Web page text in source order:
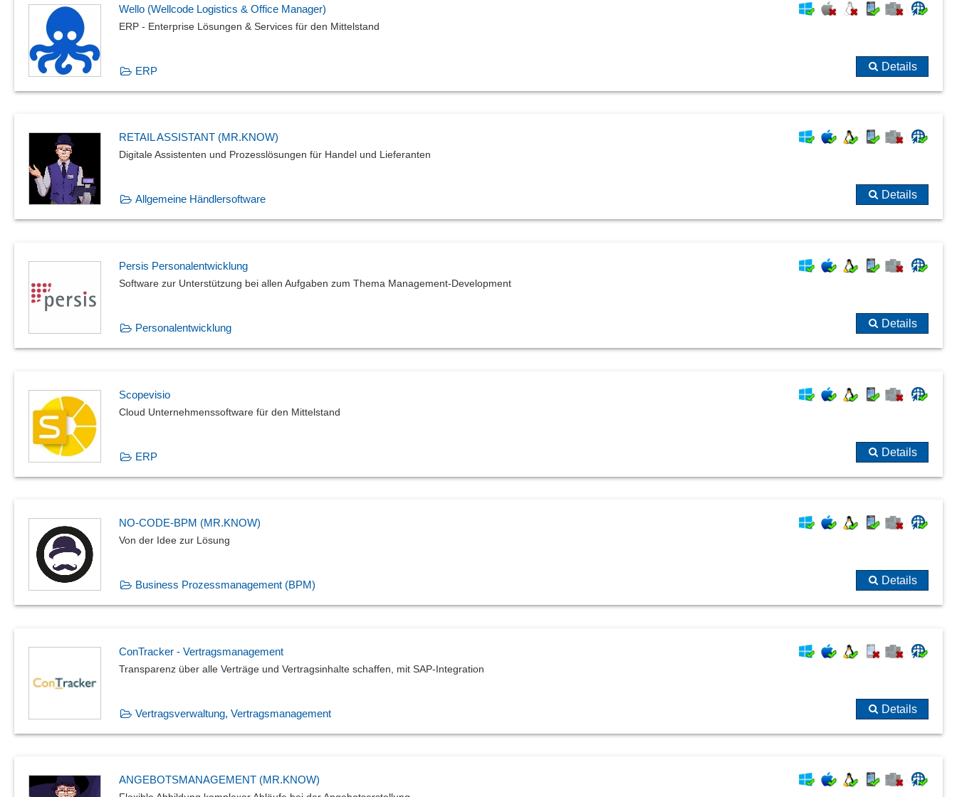
Wello (Wellcode Logistics & Office Manager)
ERP - Enterprise Lösungen & Services für den Mittelstand
ERP Details
RETAIL ASSISTANT (MR.KNOW)
Digitale Assistenten und Prozesslösungen für Handel und Lieferanten
Allgemeine Händlersoftware Details
Persis Personalentwicklung
Software zur Unterstützung bei allen Aufgaben zum Thema Management-Development
Personalentwicklung Details
Scopevisio
Cloud Unternehmenssoftware für den Mittelstand
ERP Details
NO-CODE-BPM (MR.KNOW)
Von der Idee zur Lösung
Business Prozessmanagement (BPM) Details
ConTracker - Vertragsmanagement
Transparenz über alle Verträge und Vertragsinhalte schaffen, mit SAP-Integration
Vertragsverwaltung, Vertragsmanagement Details
ANGEBOTSMANAGEMENT (MR.KNOW)